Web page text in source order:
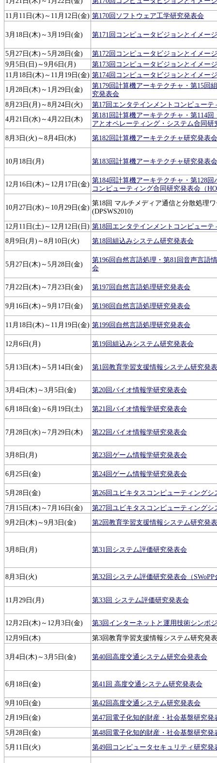
11月11日(木)～11月12日(金) 第170回ソフトウェア工学研究発表会
3月18日(木)～3月19日(金) 第171回コンピュータビジョンとイメー
5月27日(木)～5月28日(金)
第172回コンピュータビジョンとイメー
9月5日(日)～9月6日(月)
第173回コンピュータビジョンとイメー
11月18日(木)～11月19日(金) 第174回コンピュータビジョンとイメー
1月28日(木)～1月29日(金)
第179回計算機アーキテクチャ・第15回
究発表会
8月23日(月)～8月24日(火)
第17回エンタテインメントコンピューテ
4月21日(水)～4月22日(木)
第181回計算機アーキテクチャ・第114
アとオペレーティング・システム合同研
8月3日(火)～8月4日(水)
第182回計算機アーキテクチャ研究発表
10月18日(月) 第183回計算機アーキテクチャ研究発表会
12月16日(木)～12月17日(金)
第184回計算機アーキテクチャ・第128
コンピューティング合同研究発表会（
10月27日(水)～10月29日(金)
第18回 マルチメディア通信と分散処理
(DPSWS2010)
12月11日(土)～12月12日(日) 第18回エンタテインメントコンピューテ
8月9日(月)～8月10日(火)
第18回組込みシステム研究発表会
5月27日(木)～5月28日(金)
第196回自然言語処理・第81回音声言語
会
7月22日(木)～7月23日(金) 第197回自然言語処理研究発表会
9月16日(木)～9月17日(金) 第198回自然言語処理研究発表会
11月18日(木)～11月19日(金) 第199回自然言語処理研究発表会
12月6日(月) 第19回組込みシステム研究発表会
5月13日(木)～5月14日(金) 第1回教育学習支援情報システム研究発
3月4日(木)～3月5日(金) 第20回バイオ情報学研究発表会
6月18日(金)～6月19日(土) 第21回バイオ情報学研究発表会
7月28日(水)～7月29日(木) 第22回バイオ情報学研究発表会
3月8日(月) 第23回ゲーム情報学研究発表会
6月25日(金) 第24回ゲーム情報学研究発表会
5月28日(金) 第26回ユビキタスコンピューティングシ
7月15日(木)～7月16日(金)
第27回ユビキタスコンピューティングシ
9月2日(木)～9月3日(金)
第2回教育学習支援情報システム研究発
3月8日(月) 第31回システム評価研究発表会
8月3日(火) 第32回システム評価研究発表会（SWoPP
11月29日(月) 第33回 システム評価研究発表会
12月2日(木)～12月3日(金) 第3回インターネットと運用技術シンポ
12月9日(木) 第3回教育学習支援情報システム研究発
3月4日(木)～3月5日(金) 第40回高度交通システム研究会発表会
6月18日(金) 第41回 高度交通システム研究発表会
9月10日(金)
第42回高度交通システム研究発表会
2月19日(金)
第47回電子化知的財産・社会基盤研究発
5月28日(金)
第48回電子化知的財産・社会基盤研究発
5月11日(火)
第49回コンピュータセキュリティ研究発